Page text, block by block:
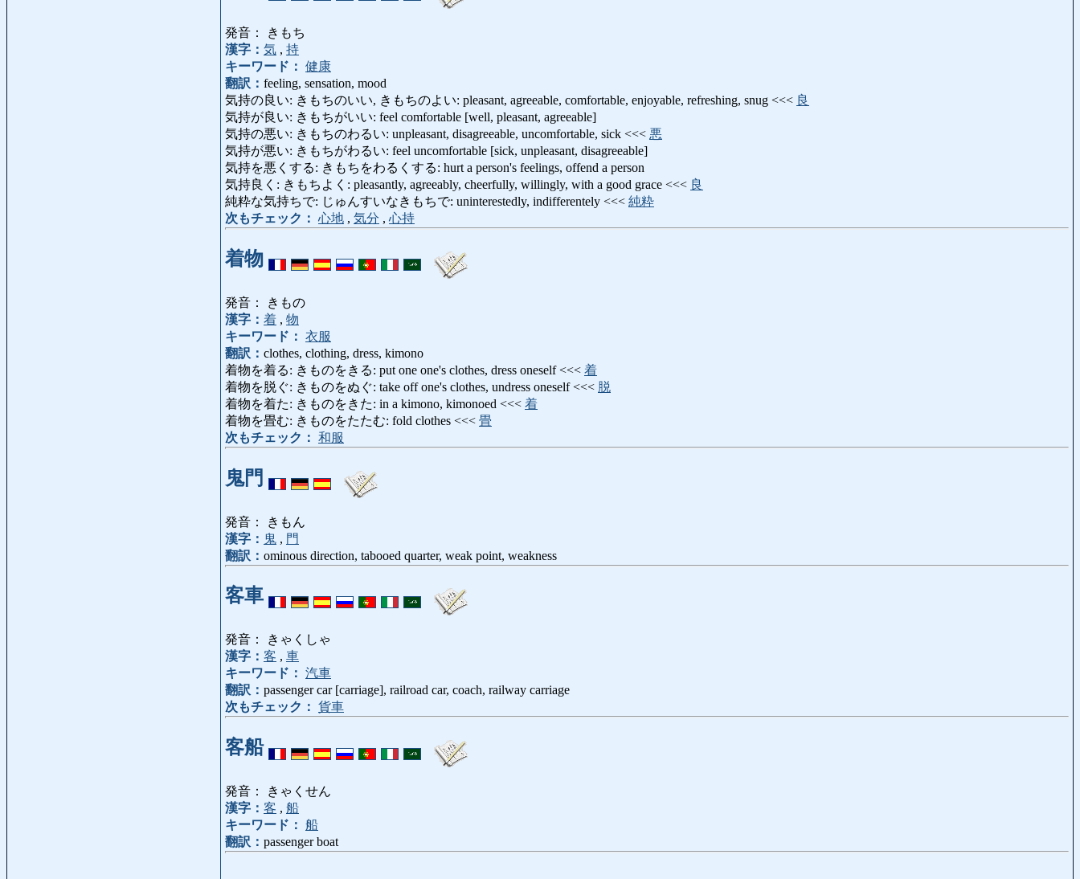
発音： きもち
漢字： 気 , 持
キーワード： 健康
翻訳： feeling, sensation, mood
気持の良い: きもちのいい, きもちのよい: pleasant, agreeable, comfortable, enjoyable, refreshing, snug <<< 良
気持が良い: きもちがいい: feel comfortable [well, pleasant, agreeable]
気持の悪い: きもちのわるい: unpleasant, disagreeable, uncomfortable, sick <<< 悪
気持が悪い: きもちがわるい: feel uncomfortable [sick, unpleasant, disagreeable]
気持を悪くする: きもちをわるくする: hurt a person's feelings, offend a person
気持良く: きもちよく: pleasantly, agreeably, cheerfully, willingly, with a good grace <<< 良
純粋な気持ちで: じゅんすいなきもちで: uninterestedly, indifferentely <<< 純粋
次もチェック： 心地 , 気分 , 心持
着物
発音： きもの
漢字： 着 , 物
キーワード： 衣服
翻訳： clothes, clothing, dress, kimono
着物を着る: きものをきる: put one one's clothes, dress oneself <<< 着
着物を脱ぐ: きものをぬぐ: take off one's clothes, undress oneself <<< 脱
着物を着た: きものをきた: in a kimono, kimonoed <<< 着
着物を畳む: きものをたたむ: fold clothes <<< 畳
次もチェック： 和服
鬼門
発音： きもん
漢字： 鬼 , 門
翻訳： ominous direction, tabooed quarter, weak point, weakness
客車
発音： きゃくしゃ
漢字： 客 , 車
キーワード： 汽車
翻訳： passenger car [carriage], railroad car, coach, railway carriage
次もチェック： 貨車
客船
発音： きゃくせん
漢字： 客 , 船
キーワード： 船
翻訳： passenger boat